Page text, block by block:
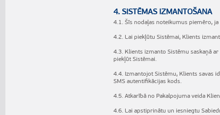
4. SISTĒMAS IZMANTOŠANA
4.1. Šīs nodaļas noteikumus piemēro,
4.2. Lai piekļūtu Sistēmai, Klients
4.3. Klients izmanto Sistēmu saskaņā
piekļūt Sistēmai.
4.4. Izmantojot Sistēmu, Klients savas
SMS autentifikācijas kods.
4.5. Atkarībā no Pakalpojuma veida
4.6. Lai apstiprinātu un iesniegtu